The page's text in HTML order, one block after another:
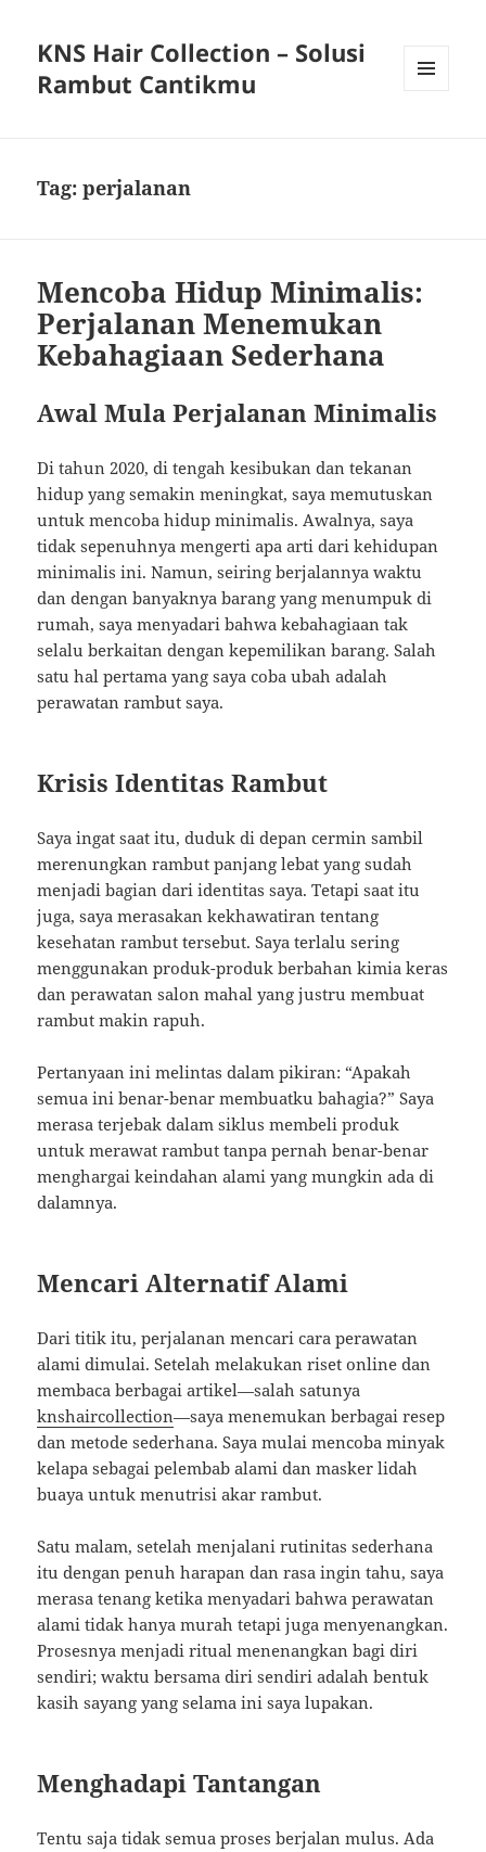
KNS Hair Collection – Solusi
Rambut Cantikmu
Tag:perjalanan
Mencoba Hidup Minimalis:
Perjalanan Menemukan
Kebahagiaan Sederhana
Awal Mula Perjalanan Minimalis
Di tahun 2020, di tengah kesibukan dan tekanan
hidup yang semakin meningkat, saya memutuskan
untuk mencoba hidup minimalis. Awalnya, saya
tidak sepenuhnya mengerti apa arti dari kehidupan
minimalis ini. Namun, seiring berjalannya waktu
dan dengan banyaknya barang yang menumpuk di
rumah, saya menyadari bahwa kebahagiaan tak
selalu berkaitan dengan kepemilikan barang. Salah
satu hal pertama yang saya coba ubah adalah
perawatan rambut saya.
Krisis Identitas Rambut
Saya ingat saat itu, duduk di depan cermin sambil
merenungkan rambut panjang lebat yang sudah
menjadi bagian dari identitas saya. Tetapi saat itu
juga, saya merasakan kekhawatiran tentang
kesehatan rambut tersebut. Saya terlalu sering
menggunakan produk-produk berbahan kimia keras
dan perawatan salon mahal yang justru membuat
rambut makin rapuh.
Pertanyaan ini melintas dalam pikiran: “Apakah
semua ini benar-benar membuatku bahagia?” Saya
merasa terjebak dalam siklus membeli produk
untuk merawat rambut tanpa pernah benar-benar
menghargai keindahan alami yang mungkin ada di
dalamnya.
Mencari Alternatif Alami
Dari titik itu, perjalanan mencari cara perawatan
alami dimulai. Setelah melakukan riset online dan
membaca berbagai artikel—salah satunya
knshaircollection—saya menemukan berbagai resep
dan metode sederhana. Saya mulai mencoba minyak
kelapa sebagai pelembab alami dan masker lidah
buaya untuk menutrisi akar rambut.
Satu malam, setelah menjalani rutinitas sederhana
itu dengan penuh harapan dan rasa ingin tahu, saya
merasa tenang ketika menyadari bahwa perawatan
alami tidak hanya murah tetapi juga menyenangkan.
Prosesnya menjadi ritual menenangkan bagi diri
sendiri; waktu bersama diri sendiri adalah bentuk
kasih sayang yang selama ini saya lupakan.
Menghadapi Tantangan
Tentu saja tidak semua proses berjalan mulus. Ada